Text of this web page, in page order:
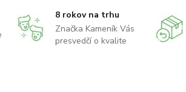
8 rokov na trhu
Značka Kameník Vás
presvedčí o kvalite